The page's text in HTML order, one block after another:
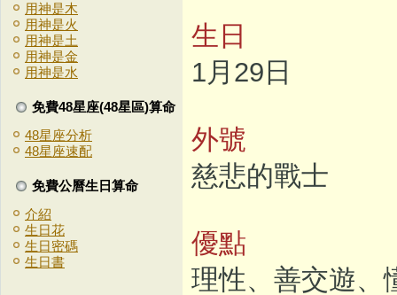
用神是木
用神是火
用神是土
用神是金
用神是水
免費48星座(48星區)算命
48星座分析
48星座速配
免費公曆生日算命
介紹
生日花
生日密碼
生日書
生日
1月29日
外號
慈悲的戰士
優點
理性、善交遊、